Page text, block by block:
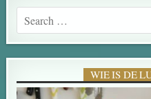
Search for:
WIE IS DE